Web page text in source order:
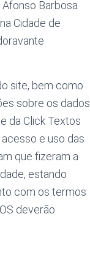
Barbosa
Cidade de
site, bem como
sobre os dados
da Click Textos
e uso das
que fizeram a
estando
com os termos
deverão